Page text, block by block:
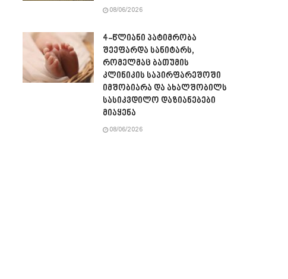
08/06/2026
4-წლიანი პატიმრობა
შეეფარდა სანიტარს,
რომელმაც ბათუმის
კლინიკის საპირფარეშოში
იმშობიარა და ახალშობილს
სასიკვდილო დაზიანებები
მიაყენა
08/06/2026